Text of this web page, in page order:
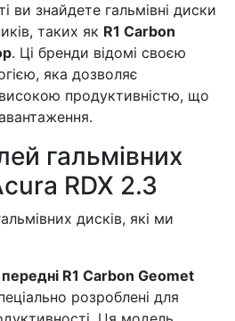
ви знайдете гальмівні диски
таких як R1 Carbon
. Ці бренди відомі своєю
яка дозволяє
продуктивністю, що
гальмівних
RDX 2.3
дисків, які ми
передні R1 Carbon Geomet
розроблені для